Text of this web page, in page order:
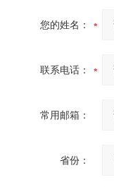
您的姓名：
联系电话：
常用邮箱：
省份：